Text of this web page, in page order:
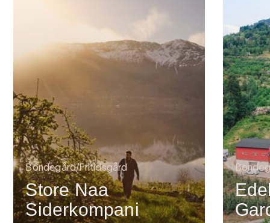
Bondegård/Fritidsgård
Store Naa
Siderkompani